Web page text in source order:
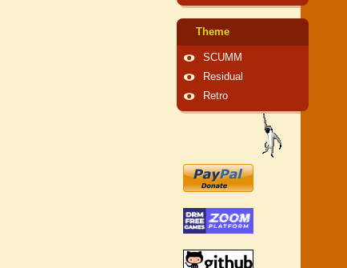
Theme
SCUMM
Residual
Retro